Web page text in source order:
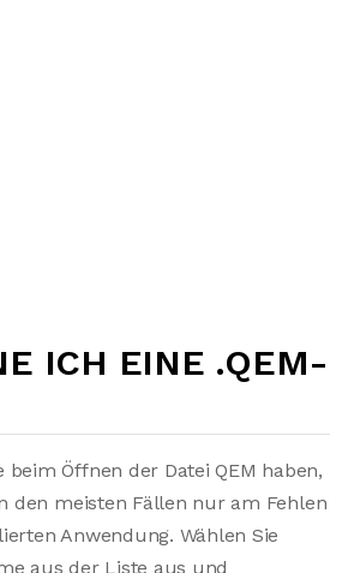
ICH EINE .QEM-
beim Öffnen der Datei QEM haben,
den meisten Fällen nur am Fehlen
Anwendung. Wählen Sie
aus der Liste aus und